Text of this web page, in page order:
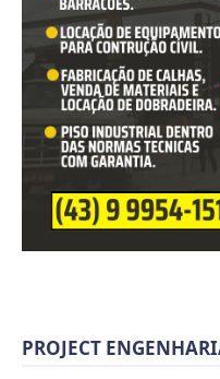
PROJECT